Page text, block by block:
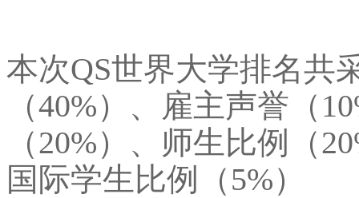
本次QS世界大学排名共
（40%）、雇主声誉（
（20%）、师生比例（
国际学生比例（5%）